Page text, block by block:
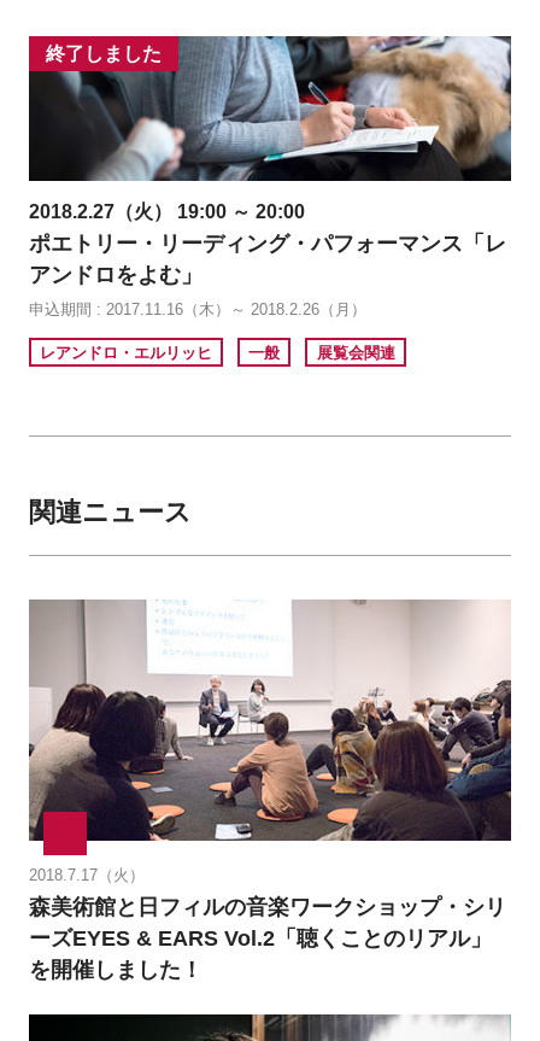
終了しました
2018.2.27（火） 19:00 ～ 20:00
ポエトリー・リーディング・パフォーマンス「レ
アンドロをよむ」
申込期間 : 2017.11.16（木）～ 2018.2.26（月）
レアンドロ・エルリッヒ 一般 展覧会関連
関連ニュース
2018.7.17（火）
森美術館と日フィルの音楽ワークショップ・シリ
ーズEYES & EARS Vol.2「聴くことのリアル」
を開催しました！